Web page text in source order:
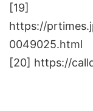
[19]
https://
0049025.html
[20] https://